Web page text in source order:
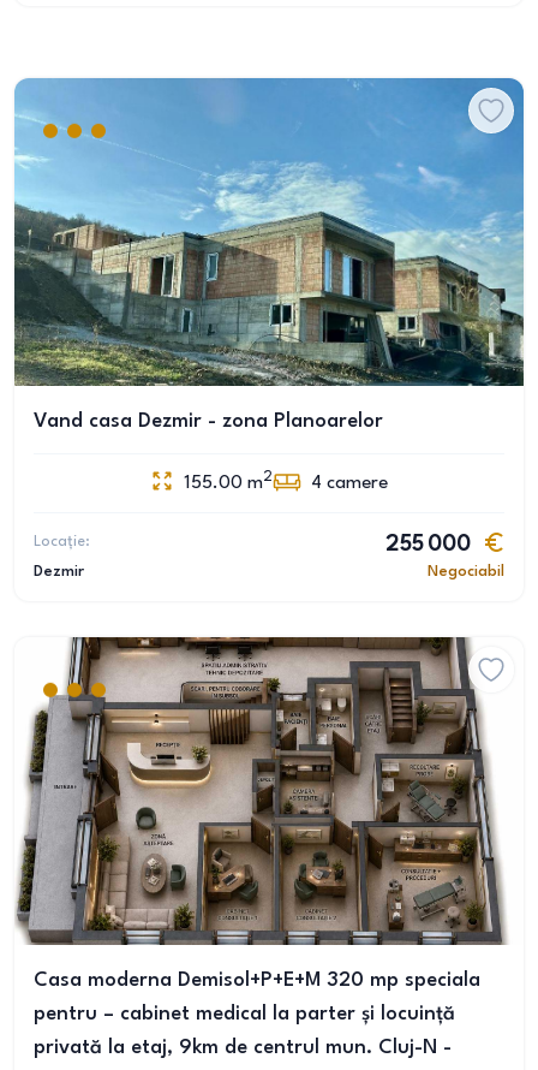
Vand casa Dezmir - zona Planoarelor
155.00 m2 4 camere
Locație:
Dezmir
255 000
Negociabil
Casa moderna Demisol+P+E+M 320 mp speciala
pentru – cabinet medical la parter și locuință
privată la etaj, 9km de centrul mun. Cluj-N -